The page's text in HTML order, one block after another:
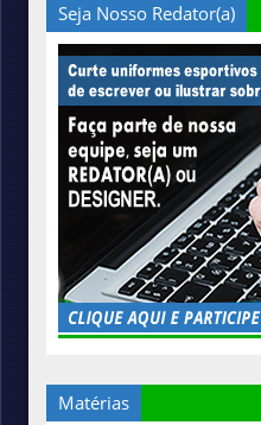
Seja Nosso Redator(a)
Matérias